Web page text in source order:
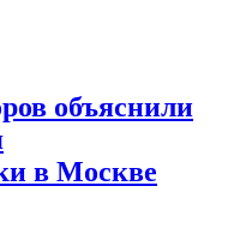
объяснили
в Москве